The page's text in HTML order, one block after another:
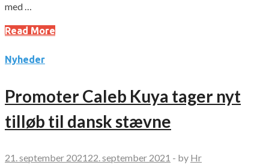
med …
Read More
Nyheder
Promoter Caleb Kuya tager nyt
tilløb til dansk stævne
21. september 2021 22. september 2021 - by Hr